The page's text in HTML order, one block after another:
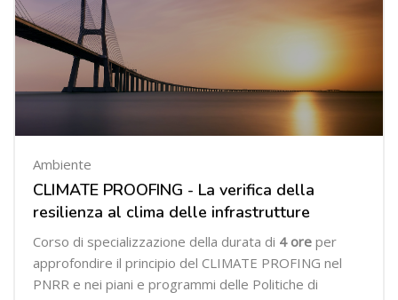
Ambiente
CLIMATE PROOFING - La verifica della
resilienza al clima delle infrastrutture
Corso di specializzazione della durata di 4ore per
approfondire il principio del CLIMATE PROFING nel
PNRR e nei piani e programmi delle Politiche di